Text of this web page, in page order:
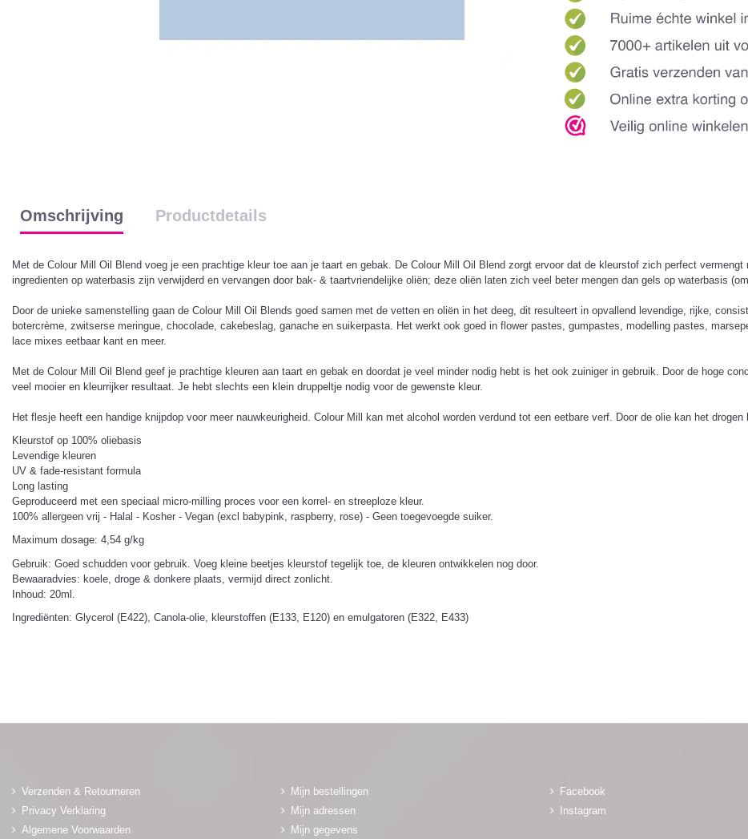
Omschrijving Productdetails
Met de Colour Mill Oil Blend voeg je een prachtige kleur toe aan je taart en gebak. De Colour Mill Oil Blend zorgt ervoor dat de kleurstof zich perfect
ingredienten op waterbasis zijn verwijderd en vervangen door bak- & taartvriendelijke oliën; deze oliën laten zich veel beter mengen dan gels op waterbasis
Door de unieke samenstelling gaan de Colour Mill Oil Blends goed samen met de vetten en oliën in het deeg, dit resulteert in opvallend levendige, rijke,
botercrème, zwitserse meringue, chocolade, cakebeslag, ganache en suikerpasta. Het werkt ook goed in flower pastes, gumpastes, modelling pastes,
lace mixes eetbaar kant en meer.
Met de Colour Mill Oil Blend geef je prachtige kleuren aan taart en gebak en doordat je veel minder nodig hebt is het ook zuiniger in gebruik. Door de hoge
veel mooier en kleurrijker resultaat. Je hebt slechts een klein druppeltje nodig voor de gewenste kleur.
Het flesje heeft een handige knijpdop voor meer nauwkeurigheid. Colour Mill kan met alcohol worden verdund tot een eetbare verf. Door de olie kan het drogen
Kleurstof op 100% oliebasis
Levendige kleuren
UV & fade-resistant formula
Long lasting
Geproduceerd met een speciaal micro-milling proces voor een korrel- en streeploze kleur.
100% allergeen vrij - Halal - Kosher - Vegan (excl babypink, raspberry, rose) - Geen toegevoegde suiker.
Maximum dosage: 4,54 g/kg
Gebruik: Goed schudden voor gebruik. Voeg kleine beetjes kleurstof tegelijk toe, de kleuren ontwikkelen nog door.
Bewaaradvies: koele, droge & donkere plaats, vermijd direct zonlicht.
Inhoud: 20ml.
Ingrediënten: Glycerol (E422), Canola-olie, kleurstoffen (E133, E120) en emulgatoren (E322, E433)
Verzenden & Retourneren
Privacy Verklaring
Algemene Voorwaarden
Mijn bestellingen
Mijn adressen
Mijn gegevens
Facebook
Instagram